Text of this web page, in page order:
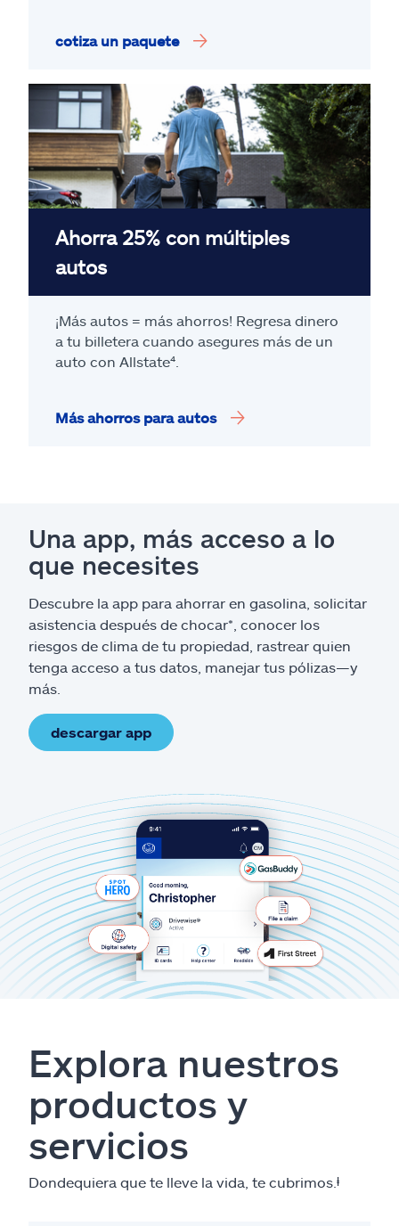
cotiza un paquete
Ahorra 25% con múltiples
autos
¡Más autos = más ahorros! Regresa dinero
a tu billetera cuando asegures más de un
auto con Allstate⁴
Más ahorros para autos
Una app, más acceso a lo
que necesites
Descubre la app para ahorrar en gasolina, solicitar
asistencia después de chocar*, conocer los
riesgos de clima de tu propiedad, rastrear quien
tenga acceso a tus datos, manejar tus pólizas—y
más.
descargar app
Explora nuestros
productos y
servicios
Dondequiera que te lleve la vida, te cubrimos. ⱡ